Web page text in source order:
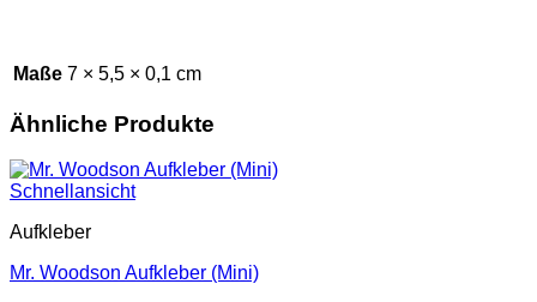
Maße 7 × 5,5 × 0,1 cm
Ähnliche Produkte
Schnellansicht
Aufkleber
Mr. Woodson Aufkleber (Mini)